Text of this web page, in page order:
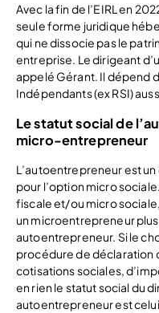
Avec la fin de l’EIRL en
seule forme juridique
qui ne dissocie pas le
entreprise. Le dirigeant
appelé Gérant. Il dépend
Indépendants (ex RSI)
Le statut social de
micro-entrepreneur
L’autoentrepreneur est
pour l’option micro
fiscale et/ou micro
un microentrepreneur
autoentrepreneur. Si le
procédure de déclaration
cotisations sociales,
en rien le statut social du
autoentrepreneur est